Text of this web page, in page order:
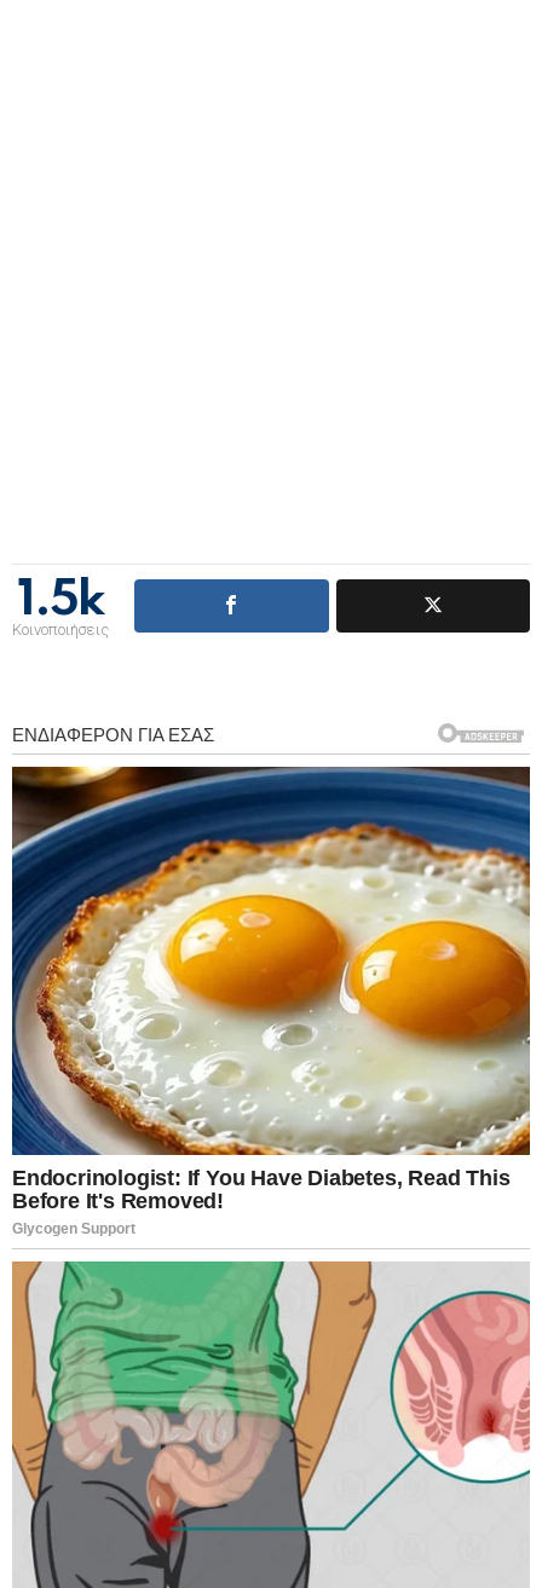
1.5k
Κοινοποιήσεις